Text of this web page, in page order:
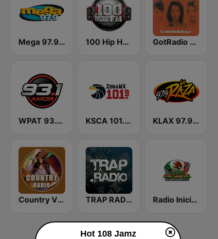
Mega 97.9 FM 100 Hip Hop and RNB FM GotRadio - Throwback Jamz
WPAT 93.1 Amor FM KSCA 101.9 Los Angeles FM (US Only) KLAX 97.9 La Raza FM
Country Vibes TRAP RADIO TRAP.radio Radio Iniciador
Hot 108 Jamz